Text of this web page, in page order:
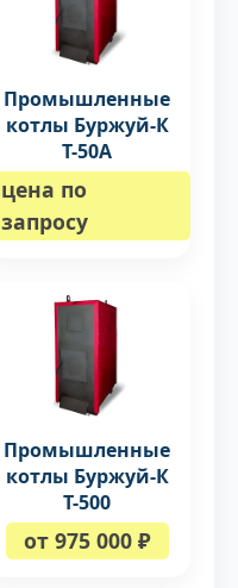
Промышленные
котлы Буржуй-К
Т-50A
цена по
запросу
Промышленные
котлы Буржуй-К
Т-500
от 975 000 ₽